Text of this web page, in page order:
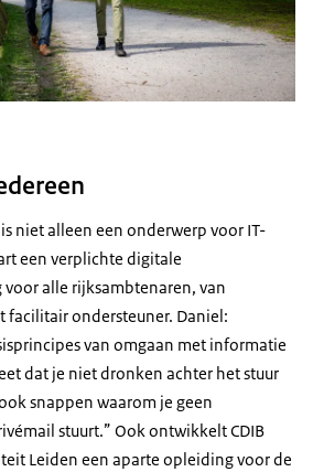
niet alleen een onderwerp voor IT-
een verplichte digitale
alle rijksambtenaren, van
facilitair ondersteuner. Daniel:
van omgaan met informatie
dat je niet dronken achter het stuur
snappen waarom je geen
stuurt.” Ook ontwikkelt CDIB
Leiden een aparte opleiding voor de